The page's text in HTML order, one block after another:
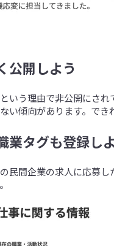
公開しよう
いう理由で非公開にさ
い傾向があります。でき
業タグも登録し
民間企業の求人に応募し